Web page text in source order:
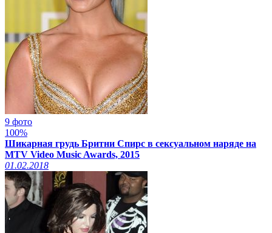
9 фото
100%
Шикарная грудь Бритни Спирс в сексуальном наряде на
MTV Video Music Awards, 2015
01.02.2018